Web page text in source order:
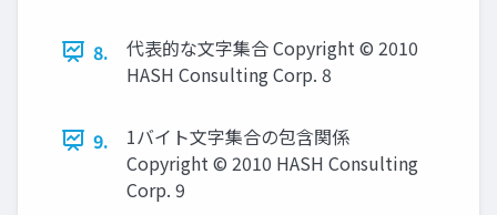
8.
代表的な文字集合 Copyright © 2010
HASH Consulting Corp. 8
9.
1バイト文字集合の包含関係
Copyright © 2010 HASH Consulting
Corp. 9